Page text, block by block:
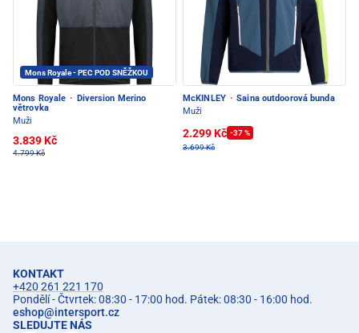
Mons Royale - PEC POD SNĚŽKOU
Mons Royale ·
Diversion Merino
větrovka
Muži
3.839 Kč
4.799 Kč
McKINLEY · Saina outdoorová bunda
Muži
2.299 Kč -37 %
3.699 Kč
KONTAKT
+420 261 221 170
Pondělí - Čtvrtek: 08:30 - 17:00 hod. Pátek: 08:30 - 16:00 hod.
eshop@intersport.cz
SLEDUJTE NÁS